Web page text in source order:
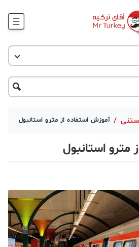
وبلاگ
جاذبه گردشگری
/ آموزش استفاده از مترو استانبول
مترو استانبول